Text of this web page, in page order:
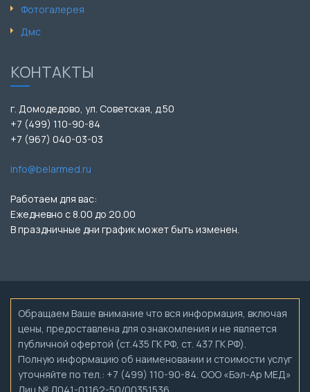
Фотогалерея
Дмс
КОНТАКТЫ
г. Домодедово, ул. Советская, д.50
+7 (499) 110-90-84
+7 (967) 040-03-03
info@belarmed.ru
Работаем для вас:
Ежедневно с 8.00 до 20.00
В праздничные дни график может быть изменен.
Обращаем Ваше внимание что вся информация, включая
цены, предоставлена для ознакомления и не является
публичной офертой (ст.435 ГК РФ, ст. 437 ГК РФ).
Полную информацию об наименовании и стоимости услуг
уточняйте по тел.: +7 (499) 110-90-84. ООО «Бэл-Ар МЕД»